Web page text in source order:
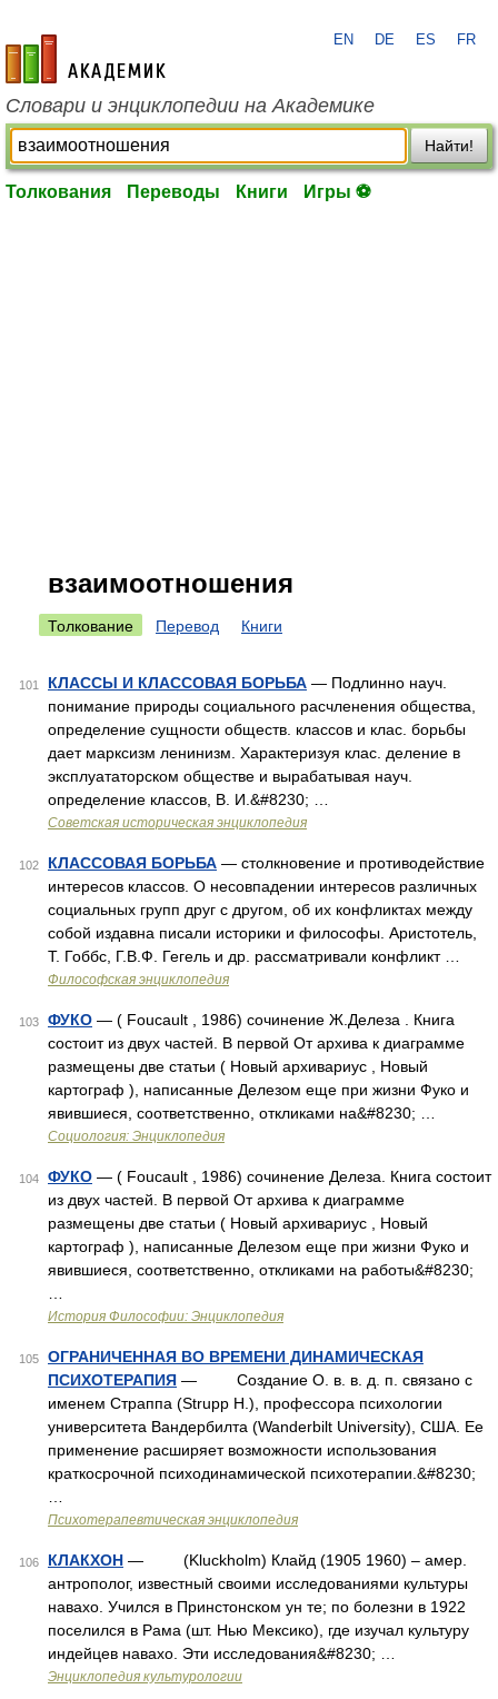
academic.ru
EN DE ES FR
Словари и энциклопедии на Академике
Найти!
Толкования Переводы Книги Игры ⚽
взаимоотношения
Толкование Перевод Книги
101 КЛАССЫ И КЛАССОВАЯ БОРЬБА — Подлинно науч.
понимание природы социального расчленения общества,
определение сущности обществ. классов и клас. борьбы
дает марксизм ленинизм. Характеризуя клас. деление в
эксплуататорском обществе и вырабатывая науч.
определение классов, В. И.&#8230; …
Советская историческая энциклопедия
102 КЛАССОВАЯ БОРЬБА — столкновение и противодействие
интересов классов. О несовпадении интересов различных
социальных групп друг с другом, об их конфликтах между
собой издавна писали историки и философы. Аристотель,
Т. Гоббс, Г.В.Ф. Гегель и др. рассматривали конфликт …
Философская энциклопедия
103 ФУКО — ( Foucault , 1986) сочинение Ж.Делеза . Книга
состоит из двух частей. В первой От архива к диаграмме
размещены две статьи ( Новый архивариус , Новый
картограф ), написанные Делезом еще при жизни Фуко и
явившиеся, соответственно, откликами на&#8230; …
Социология: Энциклопедия
104 ФУКО — ( Foucault , 1986) сочинение Делеза. Книга состоит
из двух частей. В первой От архива к диаграмме
размещены две статьи ( Новый архивариус , Новый
картограф ), написанные Делезом еще при жизни Фуко и
явившиеся, соответственно, откликами на работы&#8230;
История Философии: Энциклопедия
105
ОГРАНИЧЕННАЯ ВО ВРЕМЕНИ ДИНАМИЧЕСКАЯ
ПСИХОТЕРАПИЯ — Создание О. в. в. д. п. связано с
именем Страппа (Strupp H.), профессора психологии
университета Вандербилта (Wanderbilt University), США. Ее
применение расширяет возможности использования
краткосрочной психодинамической психотерапии.&#8230;
Психотерапевтическая энциклопедия
106 КЛАКХОН — (Kluckholm) Клайд (1905 1960) – амер.
антрополог, известный своими исследованиями культуры
навахо. Учился в Принстонском ун те; по болезни в 1922
поселился в Рама (шт. Нью Мексико), где изучал культуру
индейцев навахо. Эти исследования&#8230; …
Энциклопедия культурологии